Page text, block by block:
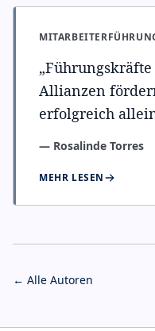
„
Allianzen
erfolgreich
— Rosalinde Torres
MEHR LESEN
← Alle Autoren